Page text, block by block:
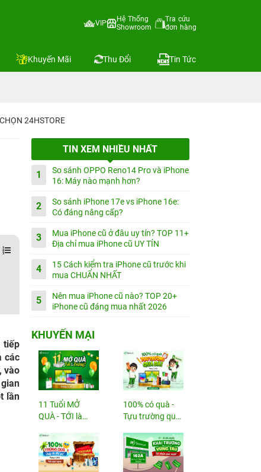
VIP
Hệ Thống
Showroom
Tra cứu
đơn hàng
Khuyến Mãi Thu Đổi Tin Tức
24HSTORE
tiếp
các
vào
lần
TIN XEM NHIỀU NHẤT
1
So sánh OPPO Reno14 Pro và iPhone
16: Máy nào mạnh hơn?
2
So sánh iPhone 17e vs iPhone 16e:
Có đáng nâng cấp?
3
Mua iPhone cũ ở đâu uy tín? TOP 11+
Địa chỉ mua iPhone cũ UY TÍN
4
15 Cách kiểm tra iPhone cũ trước khi
mua CHUẨN NHẤT
5
Nên mua iPhone cũ nào? TOP 20+
iPhone cũ đáng mua nhất 2026
KHUYẾN MẠI
11 Tuổi MỞ
QUÀ - TỚI là
100% có quà -
Tựu trường quá